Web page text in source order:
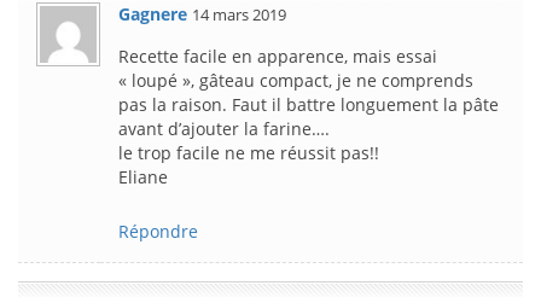
Gagnere 14 mars 2019
Recette facile en apparence, mais essai
« loupé », gâteau compact, je ne comprends
pas la raison. Faut il battre longuement la pâte
avant d’ajouter la farine….
le trop facile ne me réussit pas!!
Eliane
Répondre